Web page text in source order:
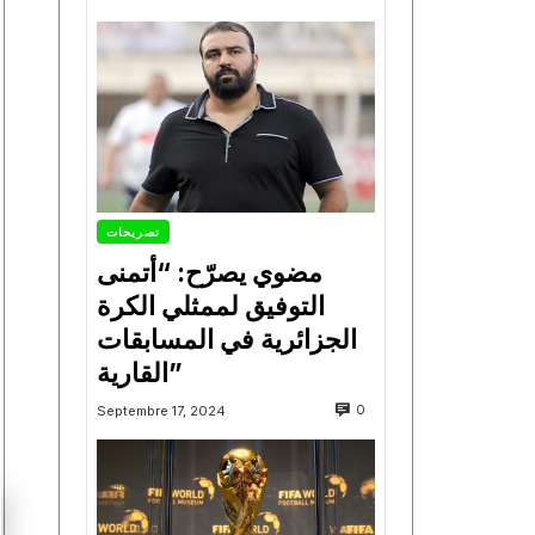
تصريحات
مضوي يصرّح: “أتمنى
التوفيق لممثلي الكرة
الجزائرية في المسابقات
القارية”
Septembre 17, 2024 0